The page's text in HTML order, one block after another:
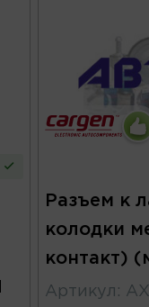
Разъем к
колодки
контакт)
Артикул :